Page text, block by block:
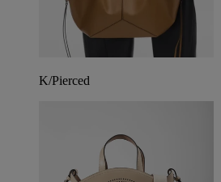
K/Pierced